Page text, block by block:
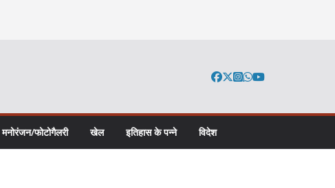
मनोरंजन/फोटोगैलरी खेल इतिहास के पन्ने विदेश